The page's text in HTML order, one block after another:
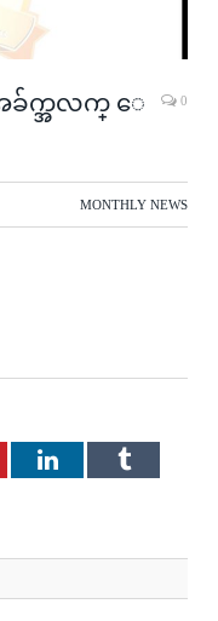
ခ်က္အလက္ ေ
0
MONTHLY NEWS
LinkedInTumblr